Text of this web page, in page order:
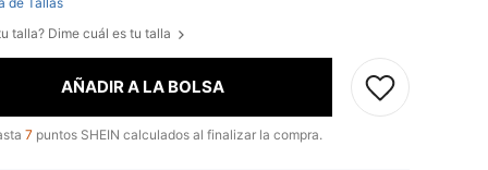
talla? Dime cuál es tu talla
AÑADIR A LA BOLSA
7 puntos SHEIN calculados al finalizar la compra.